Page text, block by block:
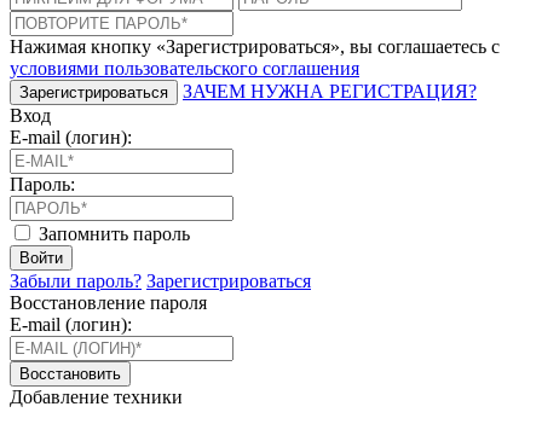
Нажимая кнопку «Зарегистрироваться», вы соглашаетесь с
условиями пользовательского соглашения
Зарегистрироваться
ЗАЧЕМ НУЖНА РЕГИСТРАЦИЯ?
Вход
E-mail (логин):
Пароль:
Запомнить пароль
Войти
Забыли пароль? Зарегистрироваться
Восстановление пароля
E-mail (логин):
Восстановить
Добавление техники